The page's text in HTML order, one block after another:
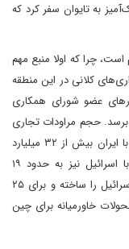
به تایوان سفر کرد که
چرا که اولا منبع مهم
کلانی در این منطقه
عضو شورای همکاری
حدود ۳۸۰ میلیارد دلار برسد. حجم مراودات تجاری
چین با عراق در سال ۲۰۲۴ حدود ۳۵ میلیارد دلار و با ایران بیش از ۳۲ میلیارد
دلار بوده است. همچنین مراودات اقتصادی چین با اسرائیل نیز به حدود ۱۹
میلیارد دلار رسیده است. چین بندر بزرگ حیفا در اسرائیل را ساخته و برای ۲۵
خاورمیانه برای چین